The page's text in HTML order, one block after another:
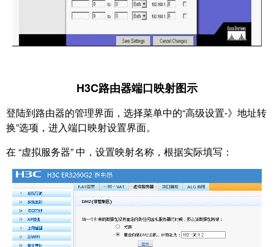
H3C路由器端口映射图示
登陆到路由器的管理界面，选择菜单中的“高级设置-》地址转
换”选项，进入端口映射设置界面。
在 “虚拟服务器” 中，设置映射名称，根据实际填写：